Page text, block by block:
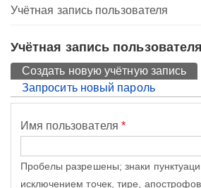
Учётная запись пользователя
Учётная запись пользователя
Главные вкладки
Создать новую учётную запись
Запросить новый пароль
Имя пользователя *
Пробелы разрешены; знаки
исключением точек, тире,